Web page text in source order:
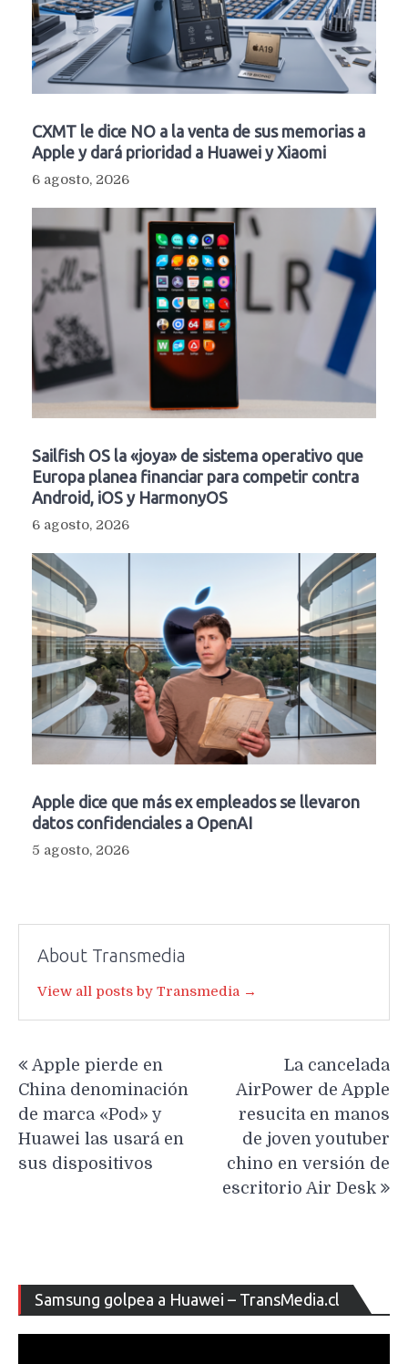
CXMT le dice NO a la venta de sus memorias a
Apple y dará prioridad a Huawei y Xiaomi
6 agosto, 2026
Sailfish OS la «joya» de sistema operativo que
Europa planea financiar para competir contra
Android, iOS y HarmonyOS
6 agosto, 2026
Apple dice que más ex empleados se llevaron
datos confidenciales a OpenAI
5 agosto, 2026
About Transmedia
View all posts by Transmedia →
de
entradas
Apple pierde en
China denominación
de marca «Pod» y
Huawei las usará en
sus dispositivos
La cancelada
AirPower de Apple
resucita en manos
de joven youtuber
chino en versión de
escritorio Air Desk
Samsung golpea a Huawei – TransMedia.cl
de